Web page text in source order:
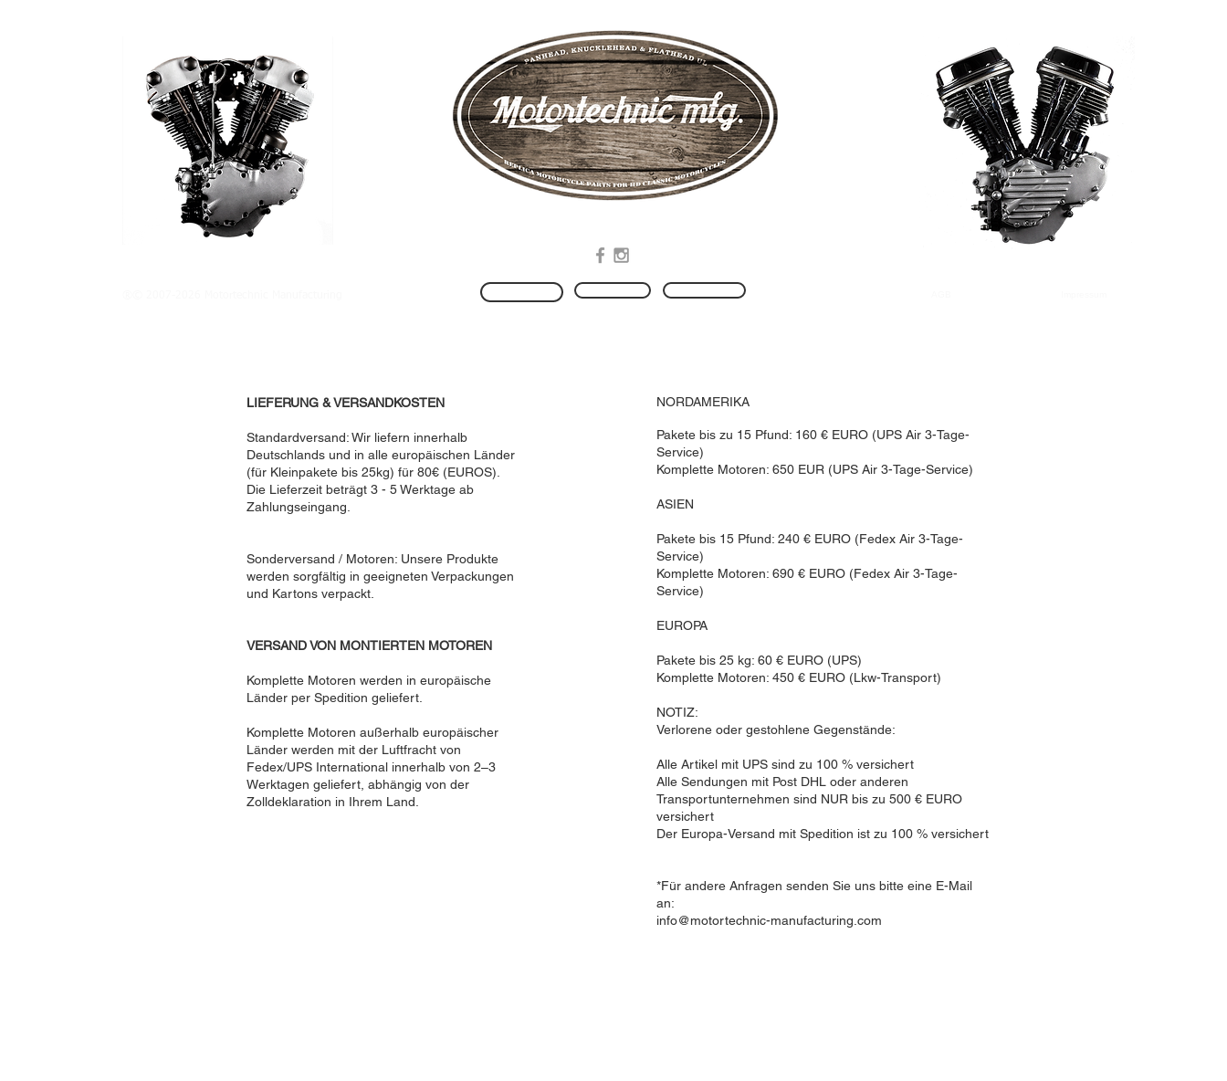
LIEFERUNG & VERSANDKOSTEN
Standardversand: Wir liefern innerhalb
Deutschlands und in alle europäischen Länder
(für Kleinpakete bis 25kg) für 80€ (EUROS).
Die Lieferzeit beträgt 3 - 5 Werktage ab
Zahlungseingang.
Sonderversand / Motoren: Unsere Produkte
werden sorgfältig in geeigneten Verpackungen
und Kartons verpackt.
VERSAND VON MONTIERTEN MOTOREN
Komplette Motoren werden in europäische
Länder per Spedition geliefert.
Komplette Motoren außerhalb europäischer
Länder werden mit der Luftfracht von
Fedex/UPS International innerhalb von 2–3
Werktagen geliefert, abhängig von der
Zolldeklaration in Ihrem Land.
NORDAMERIKA
Pakete bis zu 15 Pfund: 160 € EURO (UPS Air 3-Tage-
Service)
Komplette Motoren: 650 EUR (UPS Air 3-Tage-Service)
ASIEN
Pakete bis 15 Pfund: 240 € EURO (Fedex Air 3-Tage-
Service)
Komplette Motoren: 690 € EURO (Fedex Air 3-Tage-
Service)
EUROPA
Pakete bis 25 kg: 60 € EURO (UPS)
Komplette Motoren: 450 € EURO (Lkw-Transport)
NOTIZ:
Verlorene oder gestohlene Gegenstände:
Alle Artikel mit UPS sind zu 100 % versichert
Alle Sendungen mit Post DHL oder anderen
Transportunternehmen sind NUR bis zu 500 € EURO
versichert
Der Europa-Versand mit Spedition ist zu 100 % versichert
*Für andere Anfragen senden Sie uns bitte eine E-Mail
an:
info@motortechnic-manufacturing.com